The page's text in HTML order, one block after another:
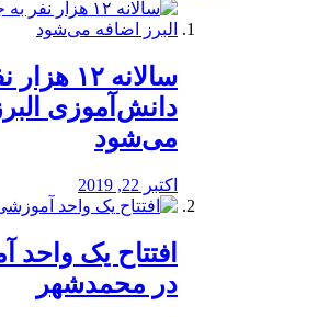
️سالانه
دانش‌آموزی
می‌شود
اکتبر 22, 2019
افتتاح یک
در محمدشهر